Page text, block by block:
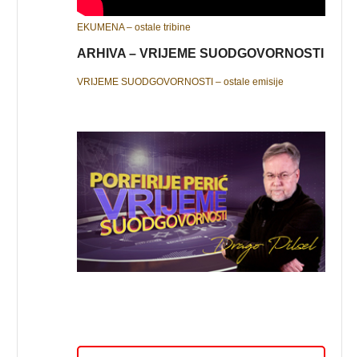
EKUMENA – ostale tribine
ARHIVA – VRIJEME SUODGOVORNOSTI
VRIJEME SUODGOVORNOSTI – ostale emisije